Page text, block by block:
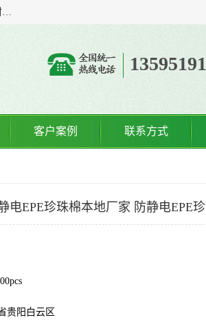
贵州诚辉包装材料有限公司多年从事塑料软包装产品的研发与生产，目前我司主营贵州EPE珍珠棉包装、贵州EPE珍珠棉包装材料、贵州防静电EPE珍珠棉、贵州气泡膜制袋、贵州气泡膜包装、贵州防静电气泡膜等；我司一直以来，凭着“诚信客自来”的精神，力争以全新的体制、先进的管理、科学的技术，不断提升服务，力求与您携手共进、共创佳绩
客户案例 联系方式
电EPE珍珠棉本地厂家 防静电EPE
贵阳白云区